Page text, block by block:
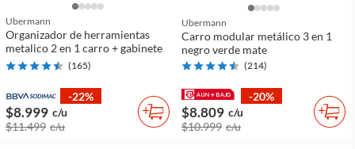
Ubermann
Organizador de herramientas
metalico 2 en 1 carro + gabinete
(165)
-22%
$8.999 c/u
$11.499 c/u
Ubermann
Carro modular metálico 3 en 1
negro verde mate
(214)
-20%
$8.809 c/u
$10.999 c/u